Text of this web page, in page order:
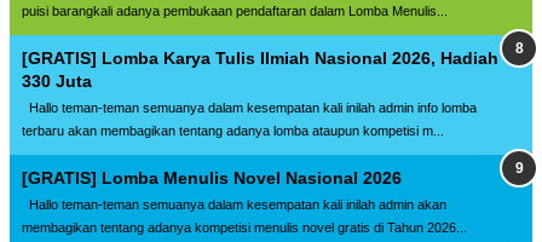
puisi barangkali adanya pembukaan pendaftaran dalam Lomba Menulis...
[GRATIS] Lomba Karya Tulis Ilmiah Nasional 2026, Hadiah
330 Juta
Hallo teman-teman semuanya dalam kesempatan kali inilah admin info lomba
terbaru akan membagikan tentang adanya lomba ataupun kompetisi m...
[GRATIS] Lomba Menulis Novel Nasional 2026
Hallo teman-teman semuanya dalam kesempatan kali inilah admin akan
membagikan tentang adanya kompetisi menulis novel gratis di Tahun 2026...